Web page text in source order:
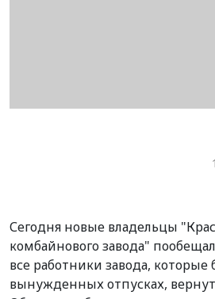
Сегодня новые владельцы
комбайнового завода"
все работники завода, которые
вынужденных отпусках,